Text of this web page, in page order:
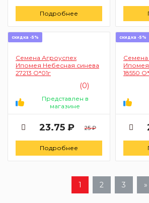
Подробнее
скидка -5%
Семена Агроуспех
Ипомея Небесная синева
27213 О*01г
(0)
Представлен в
магазине
23.75 ₽ 25 ₽
Подробнее
скидка -5%
Семена
Ипомея
18550
1 2 3 »